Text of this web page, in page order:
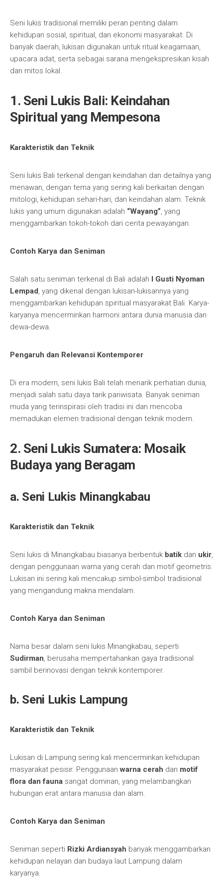
Seni lukis tradisional memiliki peran penting dalam
kehidupan sosial, spiritual, dan ekonomi masyarakat. Di
banyak daerah, lukisan digunakan untuk ritual keagamaan,
upacara adat, serta sebagai sarana mengekspresikan kisah
dan mitos lokal.
1. Seni Lukis Bali: Keindahan
Spiritual yang Mempesona
Karakteristik dan Teknik
Seni lukis Bali terkenal dengan keindahan dan detailnya yang
menawan, dengan tema yang sering kali berkaitan dengan
mitologi, kehidupan sehari-hari, dan keindahan alam. Teknik
lukis yang umum digunakan adalah “Wayang”, yang
menggambarkan tokoh-tokoh dari cerita pewayangan.
Contoh Karya dan Seniman
Salah satu seniman terkenal di Bali adalah I Gusti Nyoman
Lempad, yang dikenal dengan lukisan-lukisannya yang
menggambarkan kehidupan spiritual masyarakat Bali. Karya-
karyanya mencerminkan harmoni antara dunia manusia dan
dewa-dewa.
Pengaruh dan Relevansi Kontemporer
Di era modern, seni lukis Bali telah menarik perhatian dunia,
menjadi salah satu daya tarik pariwisata. Banyak seniman
muda yang terinspirasi oleh tradisi ini dan mencoba
memadukan elemen tradisional dengan teknik modern.
2. Seni Lukis Sumatera: Mosaik
Budaya yang Beragam
a. Seni Lukis Minangkabau
Karakteristik dan Teknik
Seni lukis di Minangkabau biasanya berbentuk batik dan ukir,
dengan penggunaan warna yang cerah dan motif geometris.
Lukisan ini sering kali mencakup simbol-simbol tradisional
yang mengandung makna mendalam.
Contoh Karya dan Seniman
Nama besar dalam seni lukis Minangkabau, seperti
Sudirman, berusaha mempertahankan gaya tradisional
sambil berinovasi dengan teknik kontemporer.
b. Seni Lukis Lampung
Karakteristik dan Teknik
Lukisan di Lampung sering kali mencerminkan kehidupan
masyarakat pesisir. Penggunaanwarna cerah dan motif
flora dan fauna sangat dominan, yang melambangkan
hubungan erat antara manusia dan alam.
Contoh Karya dan Seniman
Seniman seperti Rizki Ardiansyah banyak menggambarkan
kehidupan nelayan dan budaya laut Lampung dalam
karyanya.